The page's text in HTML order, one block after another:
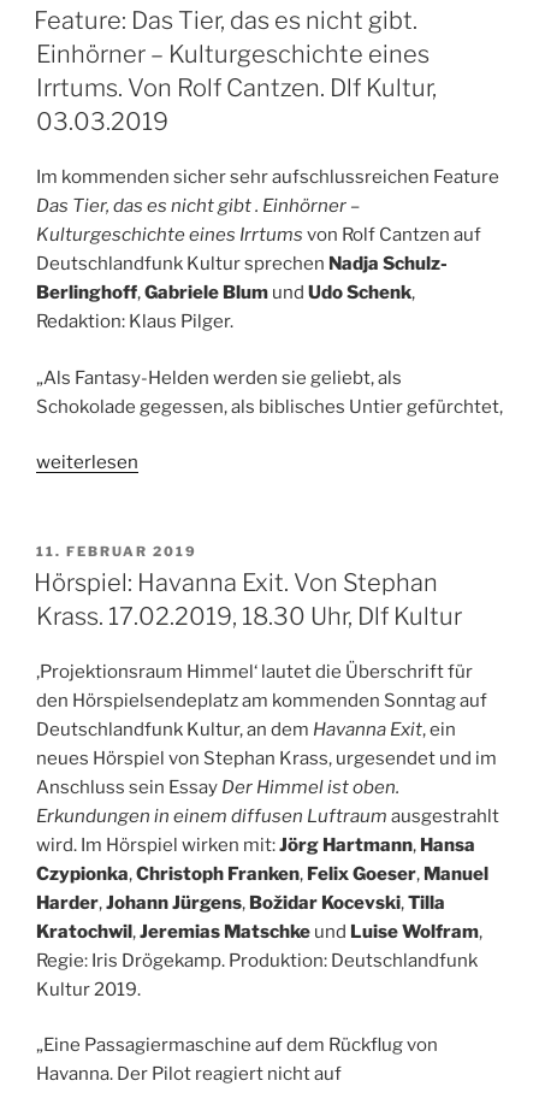
Martin
Heindel.
21.
&
28.03.2019,
Uhr,
1LIVE“
AM
Feature: Das Tier, das es nicht gibt.
Einhörner – Kulturgeschichte eines
Irrtums. Von Rolf Cantzen. Dlf Kultur,
03.03.2019
Im kommenden sicher sehr aufschlussreichen Feature
Das Tier, das es nicht gibt . Einhörner –
Kulturgeschichte eines Irrtums von Rolf Cantzen auf
Deutschlandfunk Kultur sprechen Nadja Schulz-
Berlinghoff,Gabriele Blum und Udo Schenk,
Redaktion: Klaus Pilger.
„Als Fantasy-Helden werden sie geliebt, als
Schokolade gegessen, als biblisches Untier gefürchtet,
„Feature:
das
es
nicht
Einhörner
–
Kulturgeschichte
eines
Irrtums.
Von
Rolf
Cantzen.
Dlf
Kultur,
03.03.2019“
weiterlesen
VERÖFFENTLICHT
AM
11. FEBRUAR 2019
Hörspiel: Havanna Exit. Von Stephan
Krass. 17.02.2019, 18.30 Uhr, Dlf Kultur
‚Projektionsraum Himmel‘ lautet die Überschrift für
den Hörspielsendeplatz am kommenden Sonntag auf
Deutschlandfunk Kultur, an dem Havanna Exit, ein
neues Hörspiel von Stephan Krass, urgesendet und im
Anschluss sein Essay Der Himmel ist oben.
Erkundungen in einem diffusen Luftraum ausgestrahlt
wird. Im Hörspiel wirken mit:Jörg Hartmann, Hansa
Czypionka,Christoph Franken, Felix Goeser, Manuel
Harder,Johann Jürgens, Božidar Kocevski,Tilla
Kratochwil,Jeremias Matschke und Luise Wolfram,
Regie: Iris Drögekamp. Produktion: Deutschlandfunk
Kultur 2019.
„Eine Passagiermaschine auf dem Rückflug von
Havanna. Der Pilot reagiert nicht auf